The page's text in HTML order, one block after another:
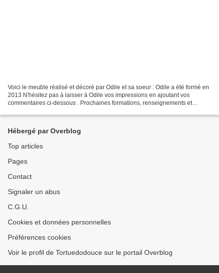
Voici le meuble réalisé et décoré par Odile et sa soeur : Odile a été formé en
2013 N'hésitez pas à laisser à Odile vos impressions en ajoutant vos
commentaires ci-dessous . Prochaines formations, renseignements et
Hébergé par Overblog
Top articles
Pages
Contact
Signaler un abus
C.G.U.
Cookies et données personnelles
Préférences cookies
Voir le profil de Tortuedodouce sur le portail Overblog